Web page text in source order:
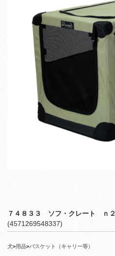
７４８３３ ソフ・クレート ｎ２
(4571269548337)
犬>用品>バスケット（キャリー等）